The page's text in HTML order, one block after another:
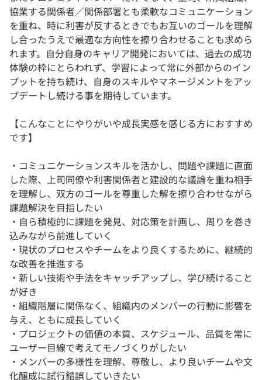
協業する関係者／関係部署とも柔軟なコミュニケーション
を重ね、時に利害が反するときでもお互いのゴールを理解
し合ったうえで最適な方向性を擦り合わせることも求めら
れます。自分自身のキャリア開発においては、過去の成功
体験の枠にとらわれず、学習によって常に外部からのイン
プットを持ち続け、自身のスキルやマネージメントをアッ
プデートし続ける事を期待しています。
【こんなことにやりがいや成長実感を感じる方におすすめ
です】
・コミュニケーションスキルを活かし、問題や課題に直面
した際、上司同僚や利害関係者と建設的な議論を重ね相手
を理解し、双方のゴールを尊重した解を擦り合わせながら
課題解決を目指したい
・自ら積極的に課題を発見、対応策を計画し、周りを巻き
込みながら前進していく
・現状のプロセスやチームをより良くするために、継続的
な改善を推進する
・新しい技術や手法をキャッチアップし、学び続けること
が好き
・組織階層に関係なく、組織内のメンバーの行動に影響を
与え、ともに成長していく
・プロジェクトの価値の本質、スケジュール、品質を常に
ユーザー目線で考えてモノづくりがしたい
・メンバーの多様性を理解、尊敬し、より良いチームや文
化醸成に試行錯誤していきたい